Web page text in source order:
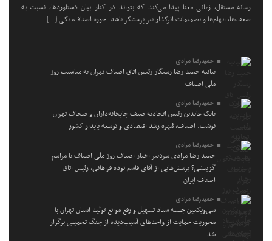
رسانه مستقل، زمانی معنا پیدا می‌کند که بتواند در کنار بیان دستاوردها، نسبت به
ضعف‌ها، ابهام‌ها و تصمیمات اثرگذار نیز پرسشگر باشد. حوزه اصناف، یکی […]
حمیدرضا مرادی
بیانیه حمید رضا رستگار رئیس اتاق اصناف تهران به مناسبت روز
ملی اصناف
حمیدرضا مرادی
بابک عابدین رئیس اتحادیه صنف چاپخانه‌داران و صحاف تهران
نوشت: اصناف، مُهره رشد اقتصادی و توسعه پایدار کشور
حمیدرضا مرادی
حمید رضا مرادی سردبیر اخبار اصناف روز ملی اصناف یا مراسم
گزینشی؟ پرسش‌هایی از آقای قاسم نوده فراهانی، رئیس اتاق
اصناف ایران
حمیدرضا مرادی
سی‌ویکمین جلسه ستاد تسهیل و رفع موانع تولید استان تهران با
محوریت حمایت از واحدهای آسیب‌دیده از جنگ تحمیلی برگزار
شد